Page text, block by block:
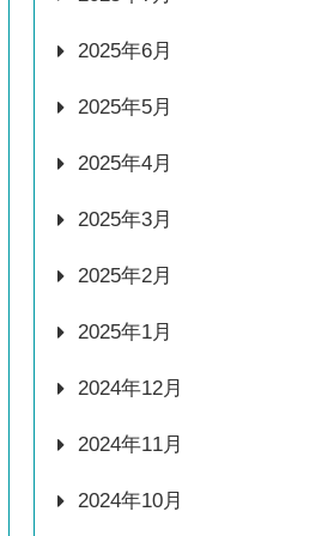
2025年6月
2025年5月
2025年4月
2025年3月
2025年2月
2025年1月
2024年12月
2024年11月
2024年10月